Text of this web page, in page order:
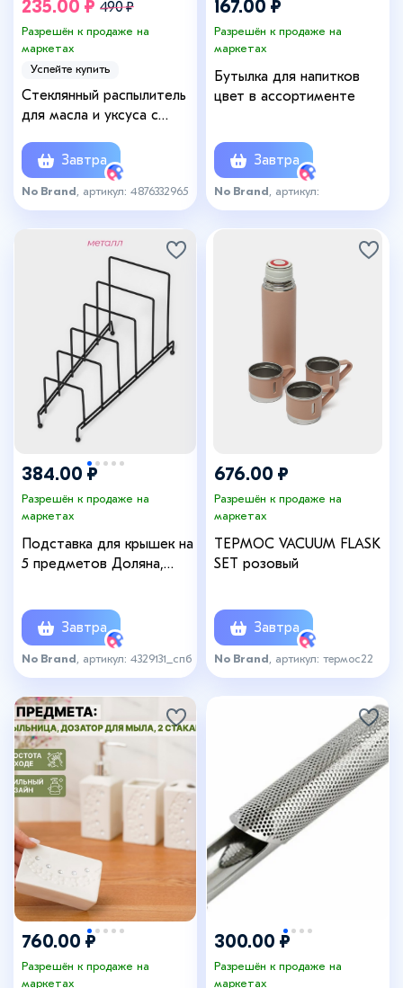
235.00 ₽ 490 ₽
Разрешён к продаже на
маркетах
Успейте купить
Стеклянный распылитель
для масла и уксуса с
мл
Завтра
No Brand , артикул: 4876332965
167.00 ₽
Разрешён к продаже на
маркетах
Бутылка для напитков
цвет в ассортименте
Завтра
No Brand , артикул:
май_ботл_спб
384.00 ₽
Разрешён к продаже на
маркетах
Подставка для крышек на
5 предметов Доляна,
Завтра
No Brand , артикул: 4329131_спб
676.00 ₽
Разрешён к продаже на
маркетах
ТЕРМОС VACUUM FLASK
SET розовый
Завтра
No Brand , артикул: термос22
760.00 ₽
Разрешён к продаже на
маркетах
300.00 ₽
Разрешён к продаже на
маркетах